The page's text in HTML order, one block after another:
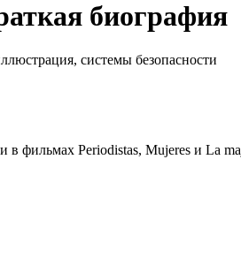
биография
в фильмах Periodistas, Mujeres и La